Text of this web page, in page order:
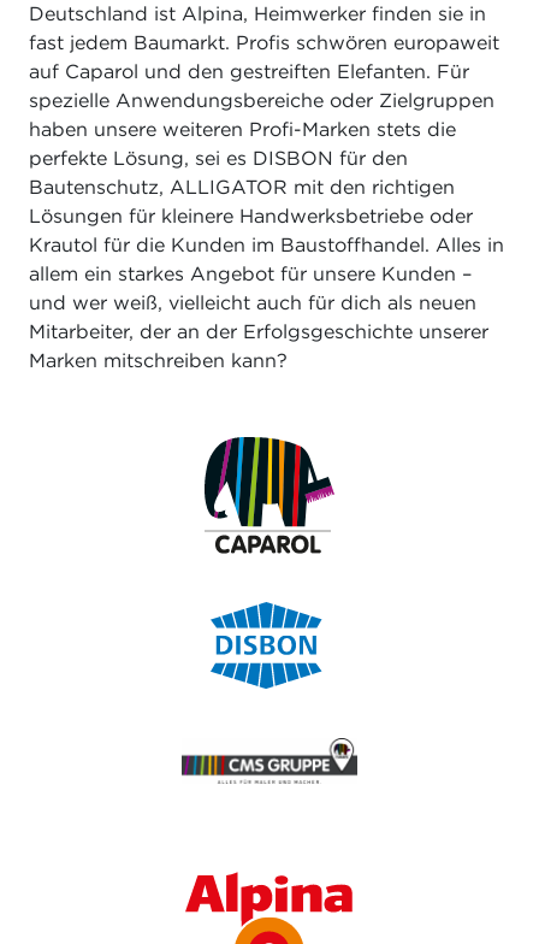
Deutschland ist Alpina, Heimwerker finden sie in
fast jedem Baumarkt. Profis schwören europaweit
auf Caparol und den gestreiften Elefanten. Für
spezielle Anwendungsbereiche oder Zielgruppen
haben unsere weiteren Profi-Marken stets die
perfekte Lösung, sei es DISBON für den
Bautenschutz, ALLIGATOR mit den richtigen
Lösungen für kleinere Handwerksbetriebe oder
Krautol für die Kunden im Baustoffhandel. Alles in
allem ein starkes Angebot für unsere Kunden –
und wer weiß, vielleicht auch für dich als neuen
Mitarbeiter, der an der Erfolgsgeschichte unserer
Marken mitschreiben kann?